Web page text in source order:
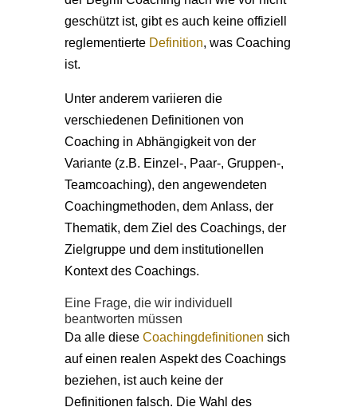
geschützt ist, gibt es auch keine offiziell
reglementierte Definition, was Coaching
ist.
Unter anderem variieren die
verschiedenen Definitionen von
Coaching in Abhängigkeit von der
Variante (z.B. Einzel-, Paar-, Gruppen-,
Teamcoaching), den angewendeten
Coachingmethoden, dem Anlass, der
Thematik, dem Ziel des Coachings, der
Zielgruppe und dem institutionellen
Kontext des Coachings.
Eine Frage, die wir individuell
beantworten müssen
Da alle diese Coachingdefinitionen sich
auf einen realen Aspekt des Coachings
beziehen, ist auch keine der
Definitionen falsch. Die Wahl des